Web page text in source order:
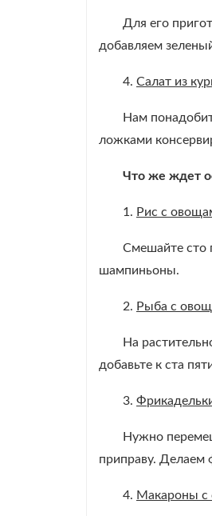
Для его
добавляем
4. Салат из
Нам
ложками
Что же ждет
1. Рис с
Смешайте сто
шампиньоны.
2. Рыба с
На
добавьте к ста
3.
Нужно
приправу. Делаем
4. Макароны с